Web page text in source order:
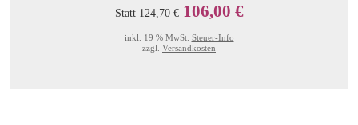
Statt124,70 € 106,00 €
inkl. 19 % MwSt. Steuer-Info
zzgl. Versandkosten